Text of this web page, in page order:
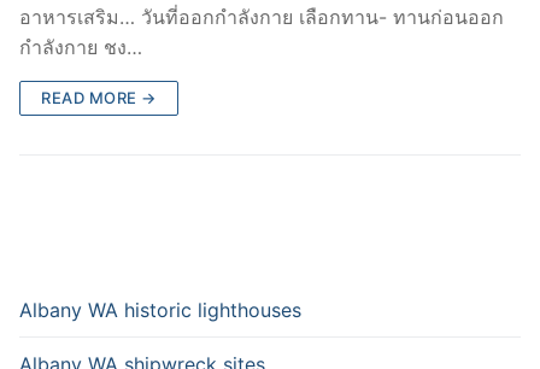
อาหารเสริม… วันที่ออกกำลังกาย เลือกทาน- ทานก่อนออก
กำลังกาย ชง…
READ MORE →
Albany WA historic lighthouses
Albany WA shipwreck sites